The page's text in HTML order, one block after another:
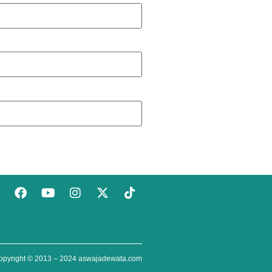
© 2013 – 2024 aswajadewata.com